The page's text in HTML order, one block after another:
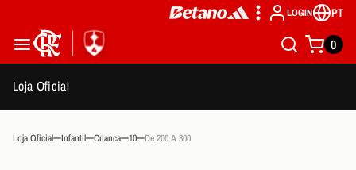
LOGIN PT
0
Loja Oficial
Loja Oficial Infantil Crianca 10 De 200 A 300